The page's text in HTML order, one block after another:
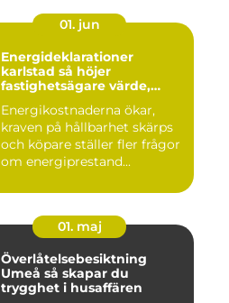
01. jun
Energideklarationer
karlstad så höjer
fastighetsägare värde,
Energikostnaderna ökar,
kraven på hållbarhet skärps
och köpare ställer fler frågor
om energiprestand...
01. maj
Överlåtelsebesiktning
Umeå så skapar du
trygghet i husaffären